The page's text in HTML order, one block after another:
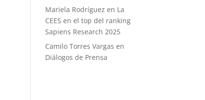
Mariela Rodríguez en La
CEES en el top del ranking
Sapiens Research 2025
Camilo Torres Vargas en
Diálogos de Prensa